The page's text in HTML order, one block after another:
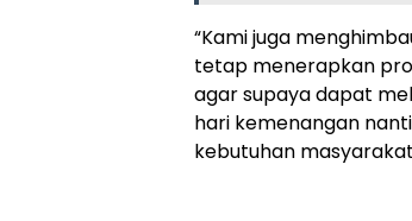
“Kami juga
tetap menerapkan
agar supaya dapat
hari kemenangan
kebutuhan